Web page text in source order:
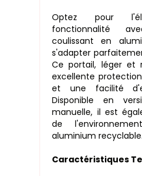
Optez pour
fonctionnalité
coulissant en
s'adapter
Ce portail, léger et
excellente
et une facilité
Disponible en
manuelle, il est
de
aluminium recyclable.
Caractéristiques